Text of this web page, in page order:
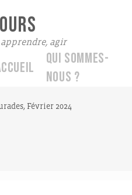
apprendre, agir
Qui sommes-
nous ?
Février 2024